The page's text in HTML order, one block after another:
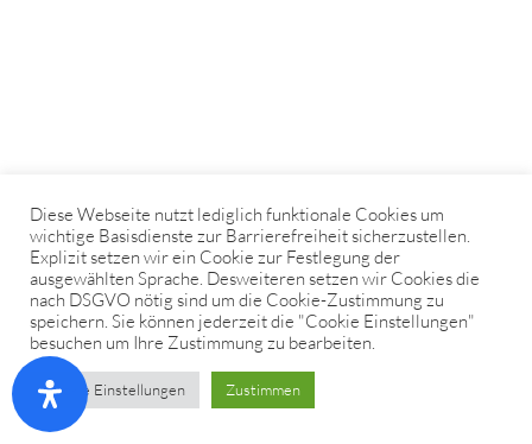
Diese Webseite nutzt lediglich funktionale Cookies um
wichtige Basisdienste zur Barrierefreiheit sicherzustellen.
Explizit setzen wir ein Cookie zur Festlegung der
ausgewählten Sprache. Desweiteren setzen wir Cookies die
nach DSGVO nötig sind um die Cookie-Zustimmung zu
speichern. Sie können jederzeit die "Cookie Einstellungen"
besuchen um Ihre Zustimmung zu bearbeiten.
Cookie Einstellungen Zustimmen